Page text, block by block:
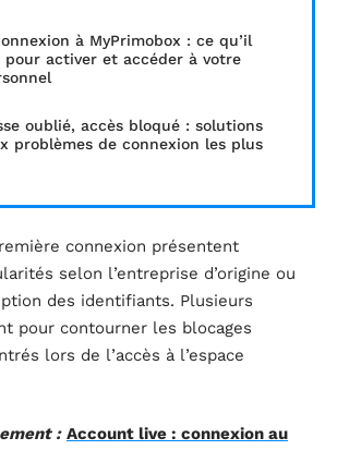
à MyPrimobox : ce qu’il
pour activer et accéder à votre
oublié, accès bloqué : solutions
problèmes de connexion les plus
connexion présentent
selon l’entreprise d’origine ou
des identifiants. Plusieurs
pour contourner les blocages
lors de l’accès à l’espace
: Account live : connexion au